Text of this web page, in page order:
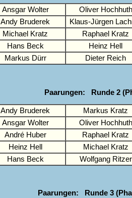
Ansgar Wolter Oliver Hochhuth
Andy Bruderek Klaus-Jürgen
Michael Kratz Raphael Kratz
Hans Beck Heinz Hell
Markus Dürr Dieter Reich
Paarungen: Runde 2
Andy Bruderek Markus Kratz
Ansgar Wolter Oliver Hochhuth
André Huber Raphael Kratz
Heinz Hell Michael Kratz
Hans Beck Wolfgang Ritzer
Paarungen: Runde 3